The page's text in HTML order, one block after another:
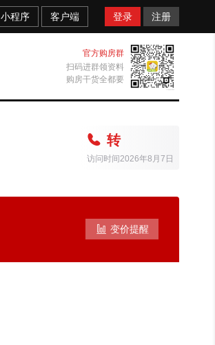
小程序 客户端 登录 注册
官方购房群
扫码进群领资料
购房干货全都要
 转
访问时间2026年8月7日
 变价提醒